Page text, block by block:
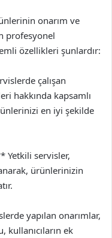
onarım ve
profesyonel
özellikleri şunlardır:
çalışan
hakkında kapsamlı
en iyi şekilde
Yetkili servisler,
ürünlerinizin
yapılan onarımlar,
kullanıcıların ek